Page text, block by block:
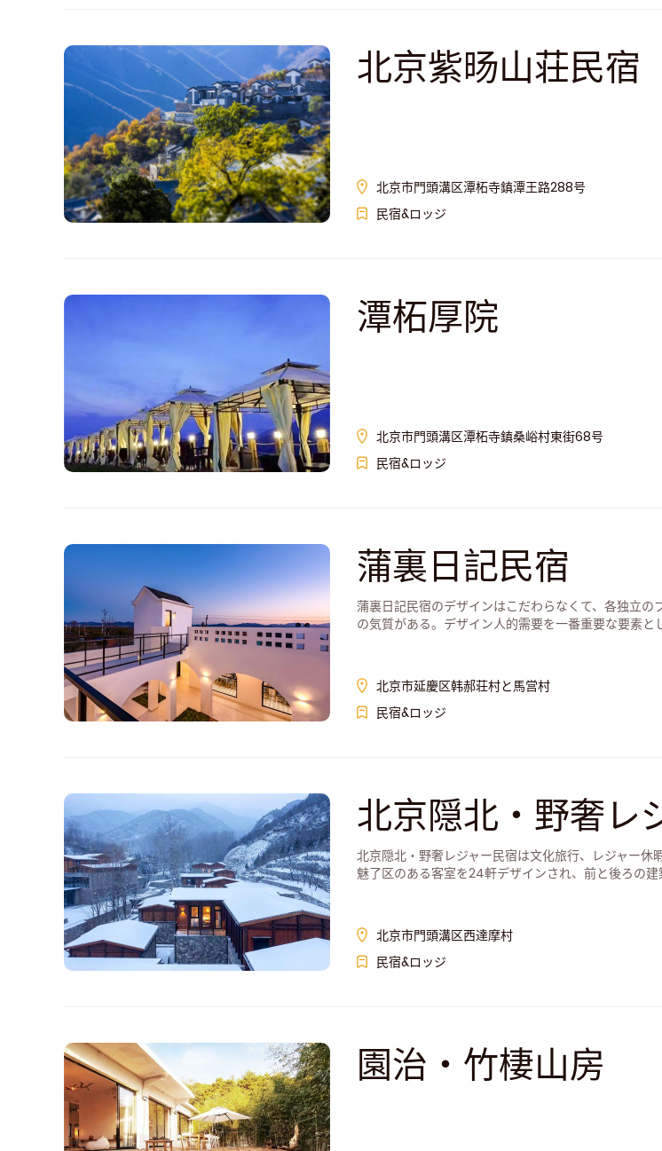
北京紫旸山荘民宿
北京市門頭溝区潭柘寺鎮潭王路288号
民宿&ロッジ
潭柘厚院
北京市門頭溝区潭柘寺鎮桑峪村東街68号
民宿&ロッジ
蒲裏日記民宿
蒲裏日記民宿のデザインはこだわらなくて、各独立
の気質がある。デザイン人的需要を一番重要な要素
北京市延慶区韩郝荘村と馬営村
民宿&ロッジ
北京隠北・野奢レ
北京隠北・野奢レジャー民宿は文化旅行、レジャー
魅了区のある客室を24軒デザインされ、前と後ろの
北京市門頭溝区西達摩村
民宿&ロッジ
園治・竹棲山房